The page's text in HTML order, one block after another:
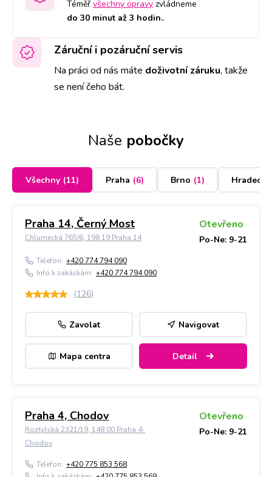
Téměř všechny opravy zvládneme
do 30 minut až 3 hodin..
Záruční i pozáruční servis
Na práci od nás máte doživotní záruku, takže
se není čeho bát.
Naše pobočky
Všechny (11) Praha (6) Brno (1) Hradec
Praha 14, Černý Most
Chlumecká 765/6, 198 19 Praha 14
Otevřeno
Po-Ne: 9-21
Telefon: +420 774 794 090
Info k zakázkám: +420 774 794 090
(126)
Zavolat Navigovat
Mapa centra Detail
Praha 4, Chodov
Roztylská 2321/19, 148 00 Praha 4-
Chodov
Otevřeno
Po-Ne: 9-21
Telefon: +420 775 853 568